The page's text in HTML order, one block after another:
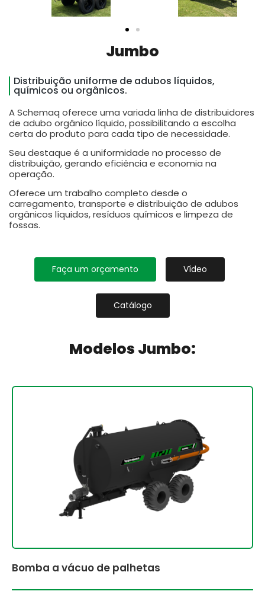
Jumbo
Distribuição uniforme de adubos líquidos,
químicos ou orgânicos.
A Schemaq oferece uma variada linha de distribuidores
de adubo orgânico líquido, possibilitando a escolha
certa do produto para cada tipo de necessidade.
Seu destaque é a uniformidade no processo de
distribuição, gerando eficiência e economia na
operação.
Oferece um trabalho completo desde o
carregamento, transporte e distribuição de adubos
orgânicos líquidos, resíduos químicos e limpeza de
fossas.
Faça um orçamento Vídeo
Catálogo
Modelos Jumbo:
Bomba a vácuo de palhetas